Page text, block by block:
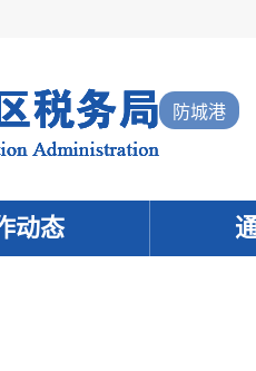
防城港
动态